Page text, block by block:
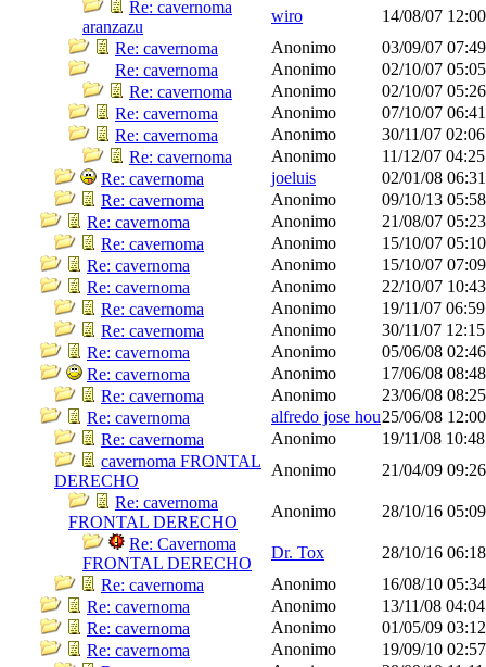
Re: cavernoma
aranzazu
wiro 14/08/07
Re: cavernoma
Anonimo 03/09/07
Re: cavernoma
Anonimo 02/10/07
Re: cavernoma
Anonimo 02/10/07
Re: cavernoma
Anonimo 07/10/07
Re: cavernoma
Anonimo 30/11/07
Re: cavernoma
Anonimo 11/12/07
Re: cavernoma
joeluis 02/01/08
Re: cavernoma
Anonimo 09/10/13
Re: cavernoma
Anonimo 21/08/07
Re: cavernoma
Anonimo 15/10/07
Re: cavernoma
Anonimo 15/10/07
Re: cavernoma
Anonimo 22/10/07
Re: cavernoma
Anonimo 19/11/07
Re: cavernoma
Anonimo 30/11/07
Re: cavernoma
Anonimo 05/06/08
Re: cavernoma
Anonimo 17/06/08
Re: cavernoma
Anonimo 23/06/08
Re: cavernoma
alfredo jose hou25/06/08
Re: cavernoma
Anonimo 19/11/08
cavernoma FRONTAL
DERECHO
Anonimo 21/04/09
Re: cavernoma
FRONTAL DERECHO
Anonimo 28/10/16
Re: Cavernoma
FRONTAL DERECHO
Dr. Tox 28/10/16
Re: cavernoma
Anonimo 16/08/10
Re: cavernoma
Anonimo 13/11/08
Re: cavernoma
Anonimo 01/05/09
Re: cavernoma
Anonimo 19/09/10